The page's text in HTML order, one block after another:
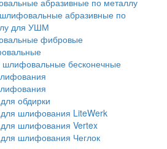
абразивные по металлу
шлифовальные абразивные по
для УШМ
фибровые
шлифовальные бесконечные
обдирки
шлифования LiteWerk
шлифования Vertex
шлифования Чеглок